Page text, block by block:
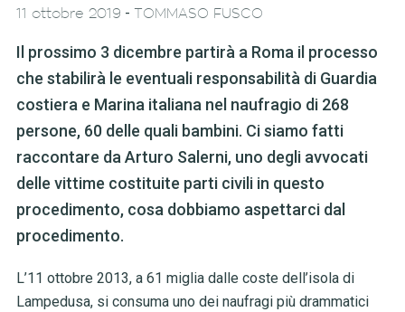
11 ottobre 2019 - TOMMASO FUSCO
Il prossimo 3 dicembre partirà a Roma il processo
che stabilirà le eventuali responsabilità di Guardia
costiera e Marina italiana nel naufragio di 268
persone, 60 delle quali bambini. Ci siamo fatti
raccontare da Arturo Salerni, uno degli avvocati
delle vittime costituite parti civili in questo
procedimento, cosa dobbiamo aspettarci dal
procedimento.
L’11 ottobre 2013, a 61 miglia dalle coste dell’isola di
Lampedusa, si consuma uno dei naufragi più drammatici